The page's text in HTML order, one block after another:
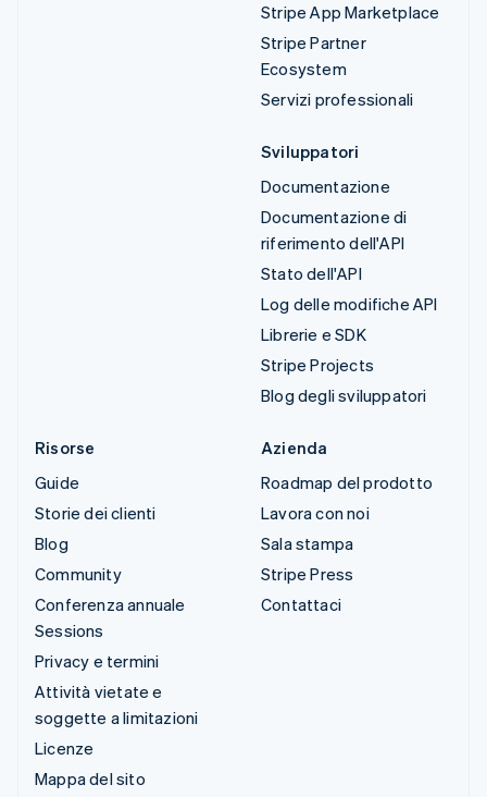
Stripe App Marketplace
Stripe Partner
Ecosystem
Servizi professionali
Sviluppatori
Documentazione
Documentazione di
riferimento dell'API
Stato dell'API
Log delle modifiche API
Librerie e SDK
Stripe Projects
Blog degli sviluppatori
Risorse
Guide
Storie dei clienti
Blog
Community
Conferenza annuale
Sessions
Privacy e termini
Attività vietate e
soggette a limitazioni
Licenze
Mappa del sito
Azienda
Roadmap del prodotto
Lavora con noi
Sala stampa
Stripe Press
Contattaci